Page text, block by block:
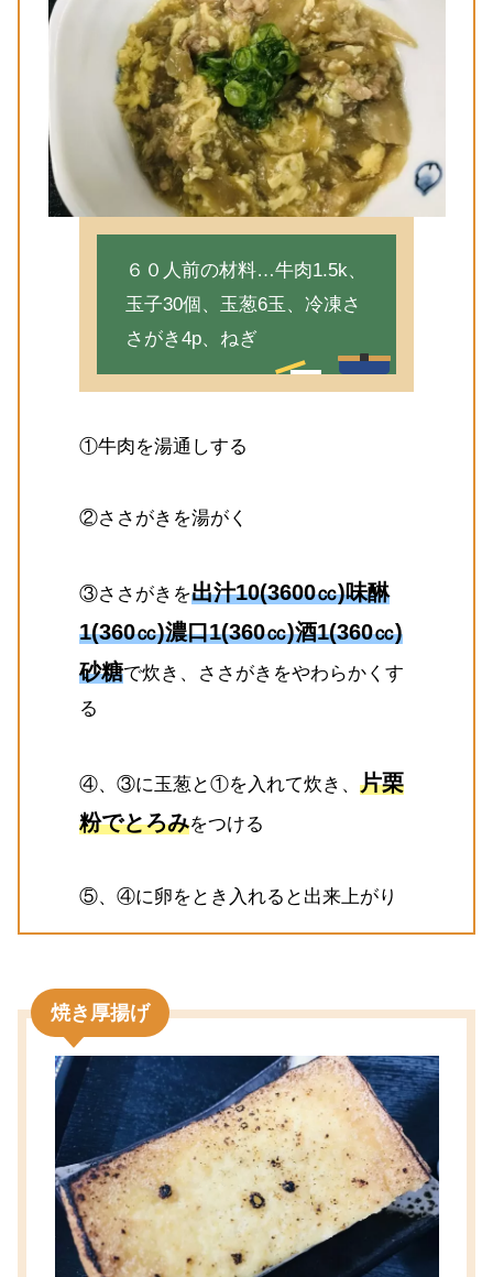
６０人前の材料…牛肉1.5k、
玉子30個、玉葱6玉、冷凍さ
さがき4p、ねぎ
①牛肉を湯通しする
②ささがきを湯がく
③ささがきを出汁10(3600㏄)味醂
1(360㏄)濃口1(360㏄)酒1(360㏄)
砂糖で炊き、ささがきをやわらかくす
る
④、③に玉葱と①を入れて炊き、片栗
粉でとろみをつける
⑤、④に卵をとき入れると出来上がり
焼き厚揚げ